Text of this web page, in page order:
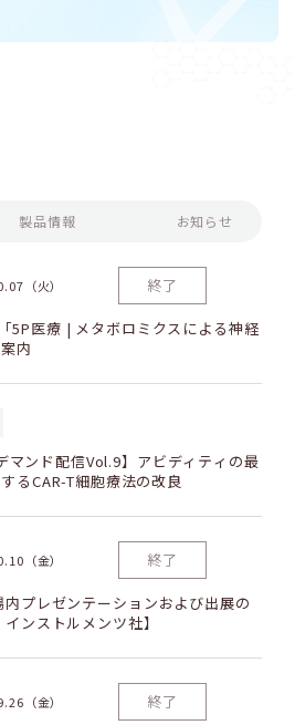
製品情報 お知らせ
（火） 終了
5P医療 | メタボロミクスによる神経
内
マンド配信Vol.9】アビディティの最
るCAR-T細胞療法の改良
（金） 終了
プレゼンテーションおよび出展の
ンストルメンツ社】
（金） 終了